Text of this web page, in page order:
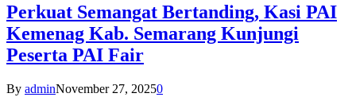
Perkuat Semangat Bertanding, Kasi PAI
Kemenag Kab. Semarang Kunjungi
Peserta PAI Fair
By adminNovember 27, 20250